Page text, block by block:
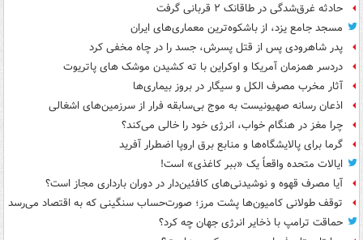
حادثه غرق‌شدگی در طاقانک ۲ قربانی گرفت
مسجد جامع یزد، از باشکوه‌ترین معماری‌های ایران
پدر شاهرودی پس از قتل پسرش، جسد را در چاه مخفی کرد
دردسر همزمان آمریکا و اوکراین با ته کشیدن موشک های پاتریوت
آثار مخرب مصرف الکل و سیگار در بروز بیماری‌ها
اذعان رسانه صهیونیست به موج بی‌سابقه فرار از سرزمین‌های اشغالی
چرا مغز در هنگام خواب، انرژی خود را خالی می‌کند؟
گرما برای پالایشگاه‌ها و منابع برق اروپا اضطرار آفرید
ایالات متحده واقعاً یک «ببر کاغذی» است!
آیا مصرف قهوه و نوشیدنی‌های کافئین‌دار در دوران بارداری مجاز است؟
توقف طولانی کامیون‌ها پشت مرز؛ صورت‌حساب سنگینی که به اقتصاد می‌رسد
حماقت ترامپ با ذخایر انرژی جهان چه کرد؟